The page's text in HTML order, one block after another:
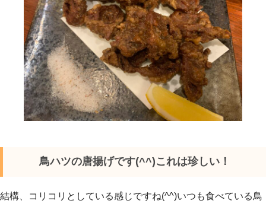
鳥ハツの唐揚げです(^^)これは珍しい！
結構、コリコリとしている感じですね(^^)いつも食べている鳥